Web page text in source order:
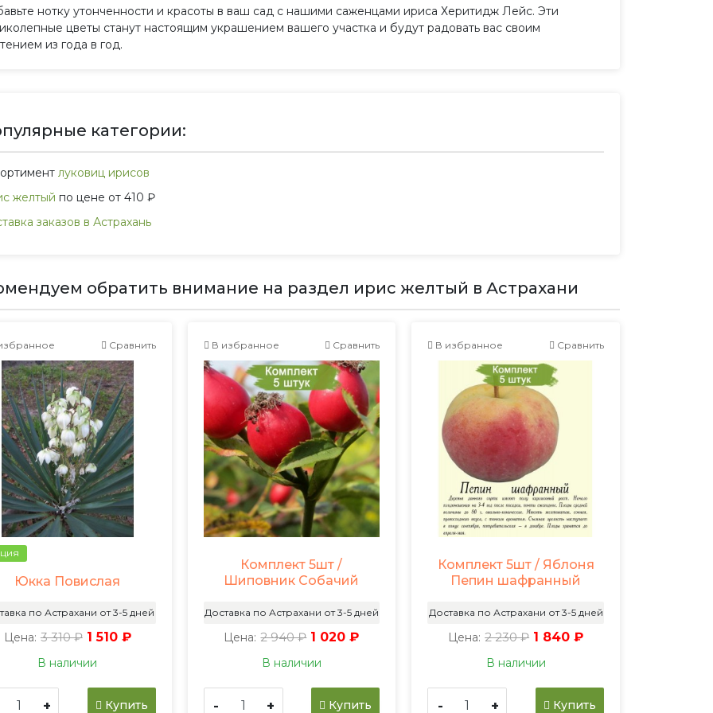
нотку утонченности и красоты в ваш сад с нашими саженцами ириса Херитидж Лейс. Эти
цветы станут настоящим украшением вашего участка и будут радовать вас своим
из года в год.
категории:
луковиц ирисов
желтый по цене от 410 ₽
заказов в Астрахань
обратить внимание на раздел ирис желтый в Астрахани
Сравнить
Юкка Повислая
по Астрахани от 3-5 дней
Цена: 3 310 ₽ 1 510 ₽
В наличии
+ Купить
В избранное Сравнить
Комплект 5шт /
Шиповник Собачий
Доставка по Астрахани от 3-5 дней
Цена: 2 940 ₽ 1 020 ₽
В наличии
- + Купить
В избранное Сравнить
Комплект 5шт / Яблоня
Пепин шафранный
Доставка по Астрахани от 3-5 дней
Цена: 2 230 ₽ 1 840 ₽
В наличии
- + Купить